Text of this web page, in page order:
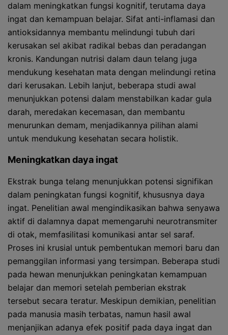
dalam meningkatkan fungsi kognitif, terutama daya
ingat dan kemampuan belajar. Sifat anti-inflamasi dan
antioksidannya membantu melindungi tubuh dari
kerusakan sel akibat radikal bebas dan peradangan
kronis. Kandungan nutrisi dalam daun telang juga
mendukung kesehatan mata dengan melindungi retina
dari kerusakan. Lebih lanjut, beberapa studi awal
menunjukkan potensi dalam menstabilkan kadar gula
darah, meredakan kecemasan, dan membantu
menurunkan demam, menjadikannya pilihan alami
untuk mendukung kesehatan secara holistik.
Meningkatkan daya ingat
Ekstrak bunga telang menunjukkan potensi signifikan
dalam peningkatan fungsi kognitif, khususnya daya
ingat. Penelitian awal mengindikasikan bahwa senyawa
aktif di dalamnya dapat memengaruhi neurotransmiter
di otak, memfasilitasi komunikasi antar sel saraf.
Proses ini krusial untuk pembentukan memori baru dan
pemanggilan informasi yang tersimpan. Beberapa studi
pada hewan menunjukkan peningkatan kemampuan
belajar dan memori setelah pemberian ekstrak
tersebut secara teratur. Meskipun demikian, penelitian
pada manusia masih terbatas, namun hasil awal
menjanjikan adanya efek positif pada daya ingat dan